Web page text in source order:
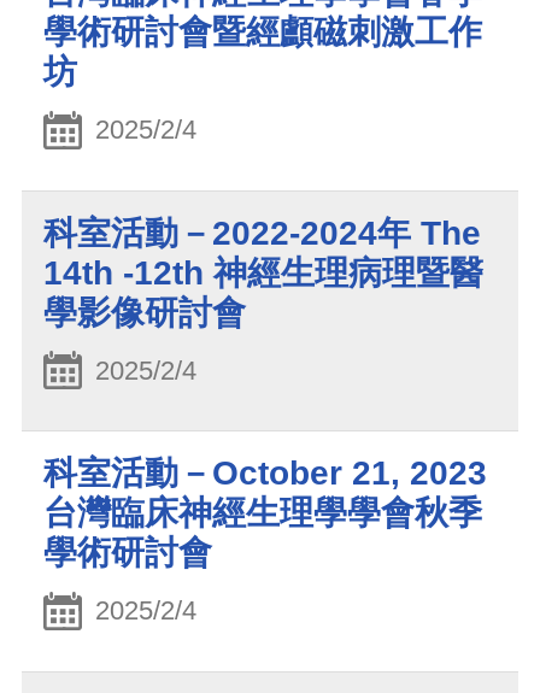
學術研討會暨經顱磁刺激工作
坊
2025/2/4
科室活動－2022-2024年 The
14th -12th 神經生理病理暨醫
學影像研討會
2025/2/4
科室活動－October 21, 2023
台灣臨床神經生理學學會秋季
學術研討會
2025/2/4